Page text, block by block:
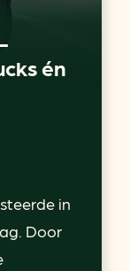
én
in
Door